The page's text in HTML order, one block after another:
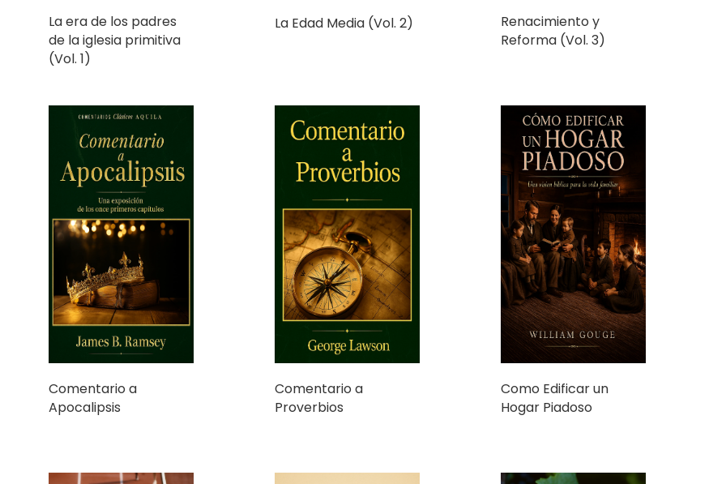
La era de los padres
de la iglesia primitiva
(Vol. 1)
La Edad Media (Vol. 2)
Renacimiento y
Reforma (Vol. 3)
Comentario a
Apocalipsis
Comentario a
Proverbios
Como Edificar un
Hogar Piadoso